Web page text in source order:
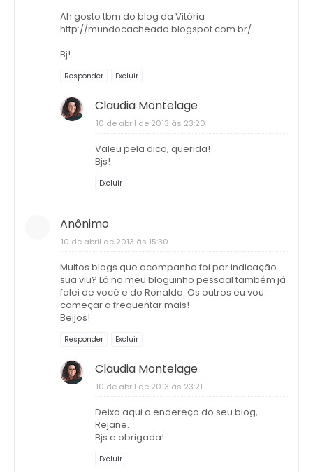
Ah gosto tbm do blog da Vitória
http://mundocacheado.blogspot.com.br/
Bj!
Responder Excluir
Claudia Montelage
10 de abril de 2013 às 23:20
Valeu pela dica, querida!
Bjs!
Excluir
Anônimo
10 de abril de 2013 às 15:30
Muitos blogs que acompanho foi por indicação
sua viu? Lá no meu bloguinho pessoal também já
falei de você e do Ronaldo. Os outros eu vou
começar a frequentar mais!
Beijos!
Responder Excluir
Claudia Montelage
10 de abril de 2013 às 23:21
Deixa aqui o endereço do seu blog,
Rejane.
Bjs e obrigada!
Excluir